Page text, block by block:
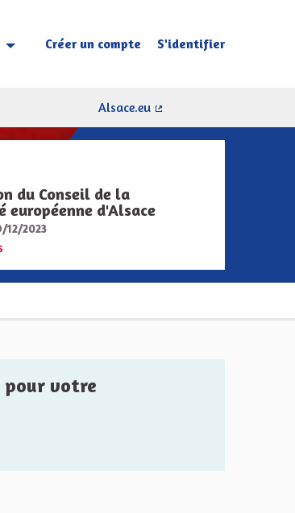
Choisir la langue Sprache wählen
Créer un compte S'identifier
Alsace.eu
du Conseil de la
européenne d'Alsace
12/2023
pour votre